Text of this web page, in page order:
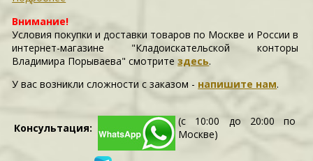
Внимание!
Условия покупки и доставки товаров по Москве и России в
интернет-магазине "Кладоискательской конторы
Владимира Порываева" смотритездесь.
У вас возникли сложности c заказом - напишите нам.
Консультация:
(с 10:00 до 20:00 по
Москве)